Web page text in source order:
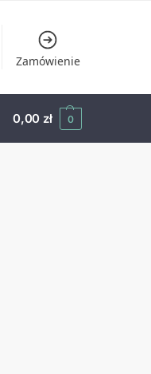
Zamówienie
0,00 zł 0